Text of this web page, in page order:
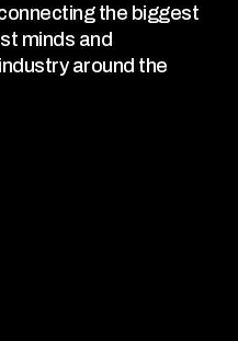
the biggest
minds and
around the